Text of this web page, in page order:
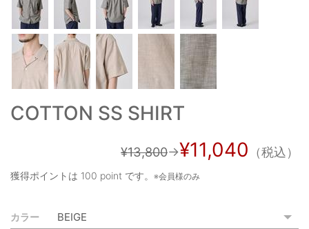
MENS : メンズ
LADIES : レディース
新規会員登録
特定商取引法に基づく表記
お問い合わせ
COTTON SS SHIRT
¥13,800→¥11,040 （税込）
獲得ポイントは 100 point です。 ※会員様のみ
カラー